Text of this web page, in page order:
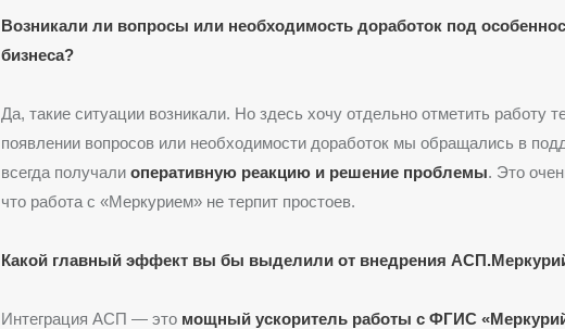
Возникали ли вопросы или необходимость доработок под
бизнеса?
Да, такие ситуации возникали. Но здесь хочу отдельно отметить работу
появлении вопросов или необходимости доработок мы обращались в
всегда получали оперативную реакцию и решение проблемы. Это
что работа с «Меркурием» не терпит простоев.
Какой главный эффект вы бы выделили от внедрения
Интеграция АСП — это мощный ускоритель работы с ФГИС